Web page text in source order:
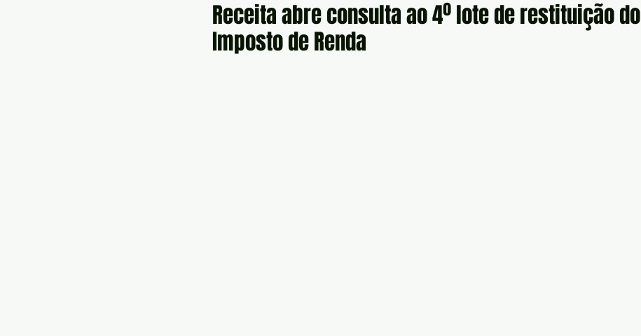
Receita abre consulta ao 4º lote de restituição do
Imposto de Renda